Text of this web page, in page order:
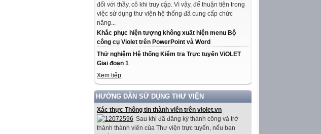
đối với thầy, cô khi truy cập. Vì vậy, để thuận tiện trong
việc sử dụng thư viện hệ thống đã cung cấp chức
năng...
Khắc phục hiện tượng không xuất hiện menu Bộ
công cụ Violet trên PowerPoint và Word
Thử nghiệm Hệ thống Kiểm tra Trực tuyến ViOLET
Giai đoạn 1
Xem tiếp
HƯỚNG DẪN SỬ DỤNG THƯ VIỆN
Xác thực Thông tin thành viên trên violet.vn
Sau khi đã đăng ký thành công và trở
thành thành viên của Thư viện trực tuyến, nếu bạn